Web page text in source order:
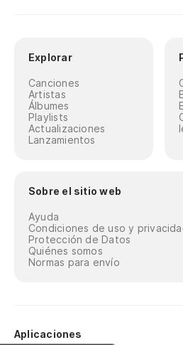
Explorar
Canciones
Artistas
Álbumes
Playlists
Actualizaciones
Lanzamientos
Sobre el sitio web
Ayuda
Condiciones de uso y
Protección de Datos
Quiénes somos
Normas para envío
Aplicaciones